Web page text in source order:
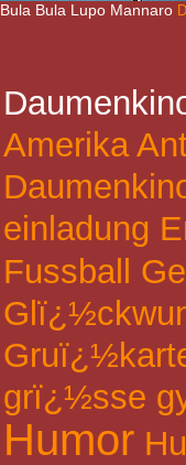
Bula Bula Lupo Mannaro
Amerika
einladung
Fussball
grï¿½sse
Humor